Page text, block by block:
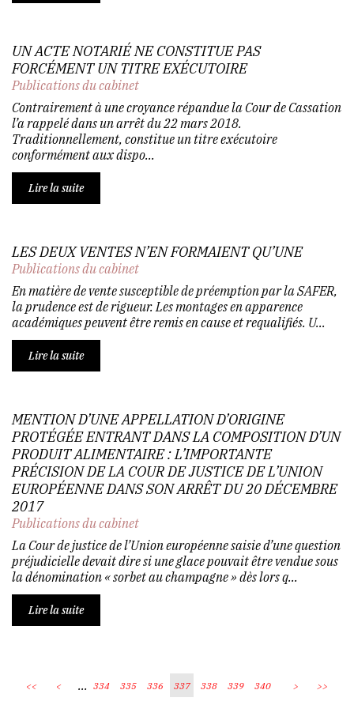
UN ACTE NOTARIÉ NE CONSTITUE PAS
FORCÉMENT UN TITRE EXÉCUTOIRE
Publications du cabinet
Contrairement à une croyance répandue la Cour de Cassation
l’a rappelé dans un arrêt du 22 mars 2018.
Traditionnellement, constitue un titre exécutoire
conformément aux dispo...
Lire la suite
LES DEUX VENTES N’EN FORMAIENT QU’UNE
Publications du cabinet
En matière de vente susceptible de préemption par la SAFER,
la prudence est de rigueur. Les montages en apparence
académiques peuvent être remis en cause et requalifiés. U...
Lire la suite
MENTION D’UNE APPELLATION D’ORIGINE
PROTÉGÉE ENTRANT DANS LA COMPOSITION D’UN
PRODUIT ALIMENTAIRE : L’IMPORTANTE
PRÉCISION DE LA COUR DE JUSTICE DE L’UNION
EUROPÉENNE DANS SON ARRÊT DU 20 DÉCEMBRE
2017
Publications du cabinet
La Cour de justice de l’Union européenne saisie d’une question
préjudicielle devait dire si une glace pouvait être vendue sous
la dénomination « sorbet au champagne » dès lors q...
Lire la suite
<< < ... 334 335 336 337 338 339 340 > >>